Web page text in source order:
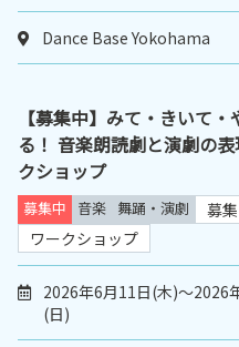
Dance Base Yokohama
【募集中】みて・きいて・
る！ 音楽朗読劇と演劇の
クショップ
募集中 音楽 舞踊・演劇
募集
ワークショップ
2026年6月11日(木)～2026
(日)